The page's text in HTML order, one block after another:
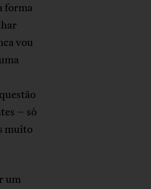
forma
vou
– só
muito
um